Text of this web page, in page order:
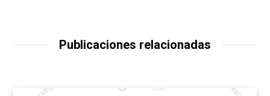
Publicaciones relacionadas